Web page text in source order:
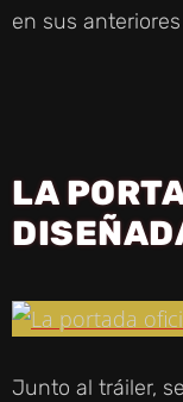
en sus
LA
Junto al tráiler,